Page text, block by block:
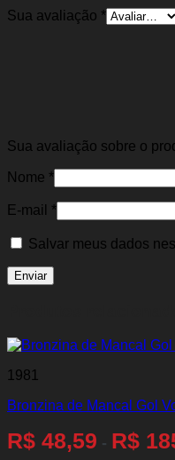
Sua avaliação *
Sua avaliação sobre o
Nome *
E-mail *
Salvar meus dados
1981
Bronzina de Mancal Gol
R$ 48,59 - R$